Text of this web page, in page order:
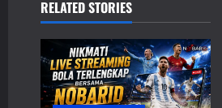
v
i
RELATED STORIES